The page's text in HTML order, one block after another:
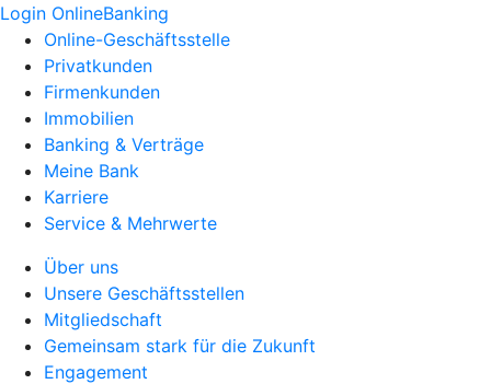
Login OnlineBanking
Online-Geschäftsstelle
Privatkunden
Firmenkunden
Immobilien
Banking & Verträge
Meine Bank
Karriere
Service & Mehrwerte
Über uns
Unsere Geschäftsstellen
Mitgliedschaft
Gemeinsam stark für die Zukunft
Engagement